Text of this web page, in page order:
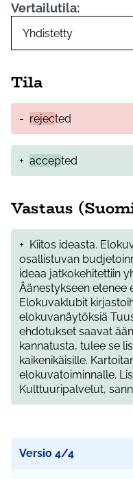
Vertailutila:
Tila
- rejected
+ accepted
Vastaus
+ Kiitos ideasta.
osallistuvan
ideaa jatkokehitettiin
Äänestykseen etenee
Elokuvaklubit
elokuvanäytöksiä
ehdotukset saavat
kannatusta, tulee se
kaikenikäisille.
elokuvatoiminnalle.
Kulttuuripalvelut,
Versio 4/4